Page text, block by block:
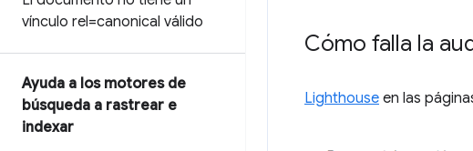
vínculo rel=canonical válido
Ayuda a los motores de
búsqueda a rastrear e
indexar
Cómo falla la
Lighthouse en las